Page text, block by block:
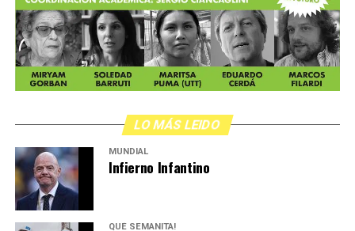
LO MÁS LEIDO
MUNDIAL
Infierno Infantino
QUÉ SEMANITA!